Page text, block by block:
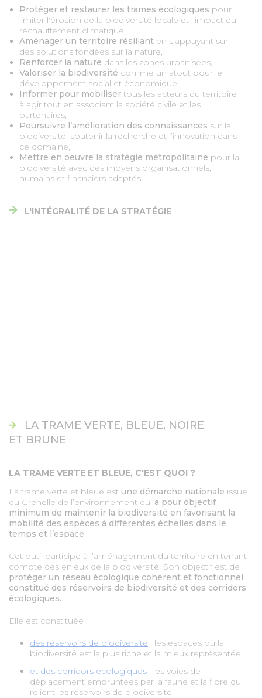
Protéger et restaurer les trames écologiques pour
limiter l'érosion de la biodiversité locale et l'impact du
réchauffement climatique,
Aménager un territoire résiliant en s’appuyant sur
des solutions fondées sur la nature,
Renforcer la nature dans les zones urbanisées,
Valoriser la biodiversité comme un atout pour le
développement social et économique,
Informer pour mobiliser tous les acteurs du territoire
à agir tout en associant la société civile et les
partenaires,
Poursuivre l’amélioration des connaissances sur la
biodiversité, soutenir la recherche et l’innovation dans
ce domaine,
Mettre en oeuvre la stratégie métropolitaine pour la
biodiversité avec des moyens organisationnels,
humains et financiers adaptés.
L'INTÉGRALITÉ DE LA STRATÉGIE
LA TRAME VERTE, BLEUE, NOIRE
ET BRUNE
LA TRAME VERTE ET BLEUE, C'EST QUOI ?
La trame verte et bleue est une démarche nationale issue
du Grenelle de l’environnement qui a pour objectif
minimum de maintenir la biodiversité en favorisant la
mobilité des espèces à différentes échelles dans le
temps et l’espace.
Cet outil participe à l’aménagement du territoire en tenant
compte des enjeux de la biodiversité. Son objectif est de
protéger un réseau écologique cohérent et fonctionnel
constitué des réservoirs de biodiversité et des corridors
écologiques.
Elle est constituée :
des réservoirs de biodiversité : les espaces où la
biodiversité est la plus riche et la mieux représentée.
et des corridors écologiques : les voies de
déplacement empruntées par la faune et la flore qui
relient les réservoirs de biodiversité.